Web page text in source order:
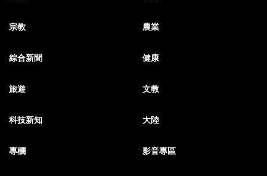
宗教 農業
綜合新聞 健康
旅遊 文教
科技新知 大陸
專欄 影音專區